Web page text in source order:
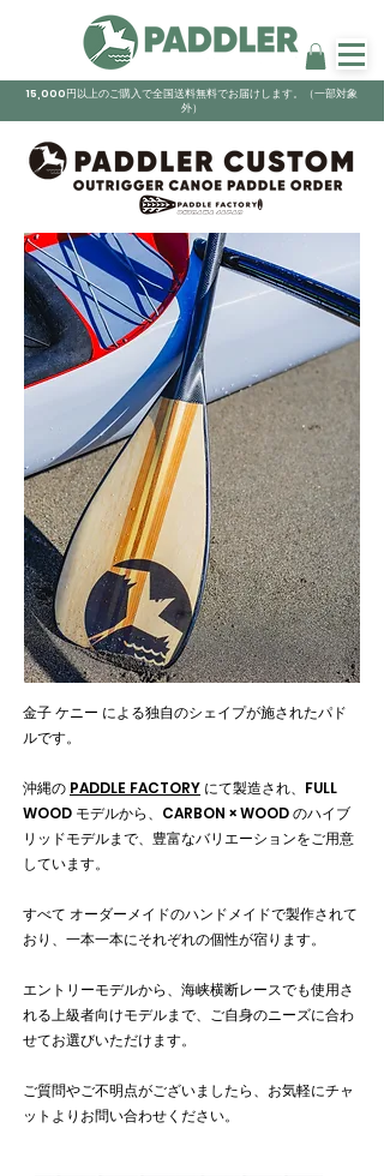
15,000円以上のご購入で全国送料無料でお届けします。（一部対象
外）
金子 ケニー による独自のシェイプが施されたパド
ルです。
沖縄の PADDLE FACTORY にて製造され、FULL
WOOD モデルから、CARBON × WOOD のハイブ
リッドモデルまで、豊富なバリエーションをご用意
しています。
すべて オーダーメイドのハンドメイドで製作されて
おり、一本一本にそれぞれの個性が宿ります。
エントリーモデルから、海峡横断レースでも使用さ
れる上級者向けモデルまで、ご自身のニーズに合わ
せてお選びいただけます。
ご質問やご不明点がございましたら、お気軽にチャ
ットよりお問い合わせください。